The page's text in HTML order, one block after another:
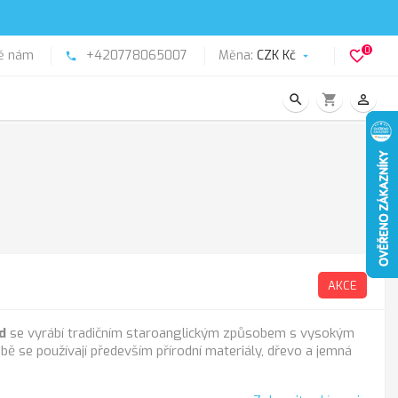
nám phone +420778065007 Měna: CZK Kč  favorite_border0
search shopping_cart person_outline
AKCE
se vyrábí tradičním staroanglickým způsobem s vysokým
se používají především přírodní materiály, dřevo a jemná